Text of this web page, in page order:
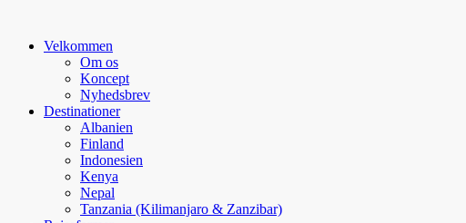
Velkommen
Om os
Koncept
Nyhedsbrev
Destinationer
Albanien
Finland
Indonesien
Kenya
Nepal
Tanzania (Kilimanjaro & Zanzibar)